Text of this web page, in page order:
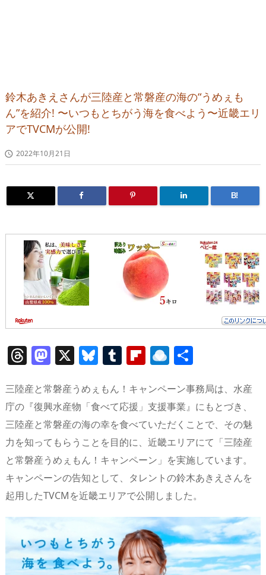
鈴木あきえさんが三陸産と常磐産の海の“うめぇも
ん”を紹介! 〜いつもとちがう海を食べよう〜近畿エリ
アでTVCMが公開!
 2022年10月21日
B!
T
re
a
d
s
M
st
o
d
o
n
X Bl
e
sk
y
T
m
bl
r
Fl
b
o
ar
d
R
n
d
ro
p.
io
三陸産と常磐産うめぇもん！キャンペーン事務局は、水産
庁の『復興水産物「食べて応援」支援事業』にもとづき、
三陸産と常磐産の海の幸を食べていただくことで、その魅
力を知ってもらうことを目的に、近畿エリアにて「三陸産
と常磐産うめぇもん！キャンペーン」を実施しています。
キャンペーンの告知として、タレントの鈴木あきえさんを
起用したTVCMを近畿エリアで公開しました。